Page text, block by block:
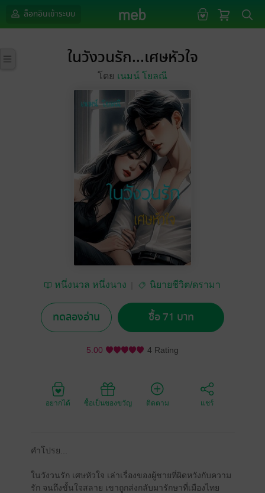
ล็อกอินเข้าระบบ
ในวังวนรัก...เศษหัวใจ
โดย เนมน์ โยลณี
หนึ่งนวล หนึ่งนาง นิยายชีวิต/ดรามา
ทดลองอ่าน ซื้อ 71 บาท
5.00 4 Rating
อยากได้ ซื้อเป็นของขวัญ ติดตาม แชร์
คำโปรย...
ในวังวนรัก เศษหัวใจ เล่าเรื่องของผู้ชายที่ผิดหวังกับความ
รัก จนถึงขั้นใจสลาย เขาถูกส่งกลับมารักษาที่เมืองไทย